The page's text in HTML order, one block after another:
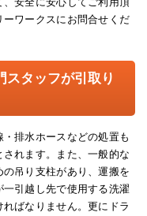
ワークスにお問合せくだ
スタッフが引取り
排水ホースなどの処置も
れます。また、一般的な
吊り支柱があり、運搬を
引越し先で使用する洗濯
ばなりません。更にドラ